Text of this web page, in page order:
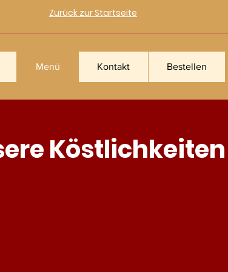
Zurück zur Startseite
Menü Kontakt Bestellen
Köstlichkeiten